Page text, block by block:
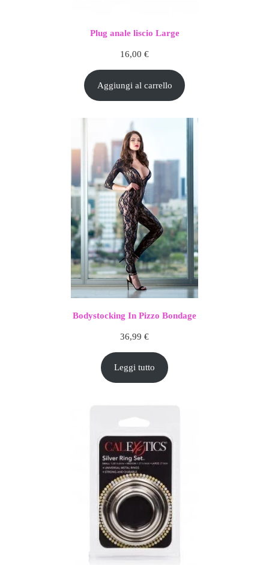
Plug anale liscio Large
16,00 €
Aggiungi al carrello
Bodystocking In Pizzo Bondage
36,99 €
Leggi tutto